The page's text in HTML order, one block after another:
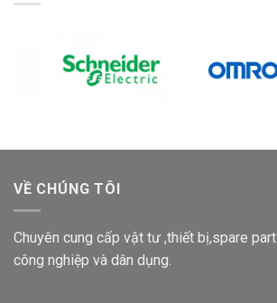
VỀ CHÚNG TÔI
Chuyên cung cấp vật tư ,thiết bị,spare
công nghiệp và dân dụng.